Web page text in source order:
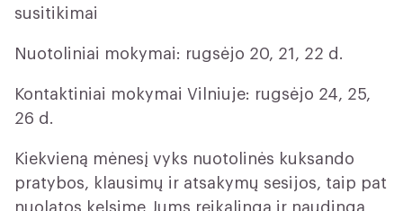
susitikimai
Nuotoliniai mokymai: rugsėjo 20, 21, 22 d.
Kontaktiniai mokymai Vilniuje: rugsėjo 24, 25,
26 d.
Kiekvieną mėnesį vyks nuotolinės kuksando
pratybos, klausimų ir atsakymų sesijos, taip pat